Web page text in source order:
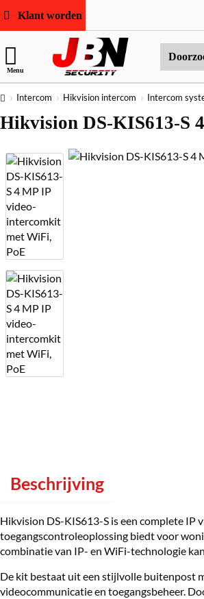
Klant worden
Menu
hele
homeIntercom Hikvision intercom Intercom
Hikvision DS-KIS613-S
Beschrijving
Hikvision DS-KIS613-S is een complete
toegangscontroleoplossing biedt voor
combinatie van IP- en WiFi-technologie
De kit bestaat uit een stijlvolle buitenpost
videocommunicatie en toegangsbeheer.